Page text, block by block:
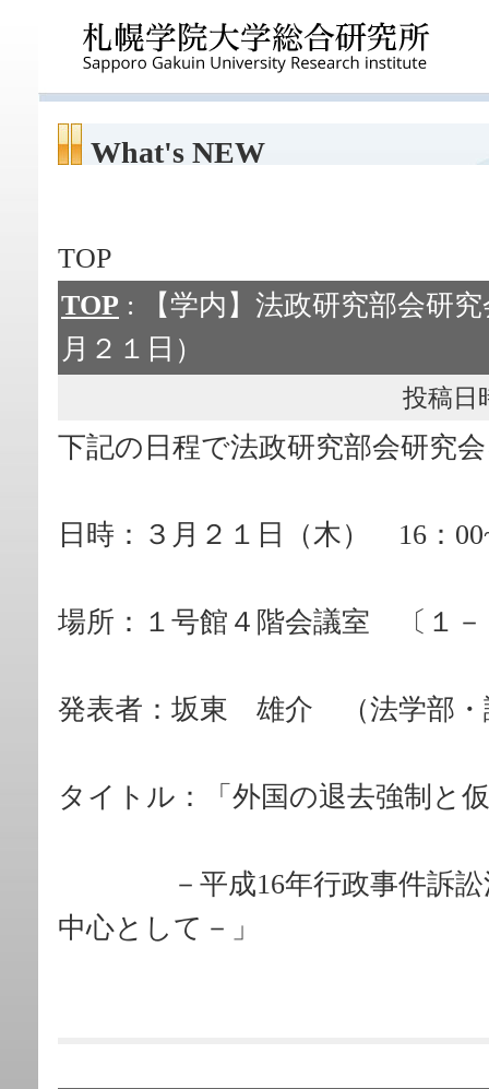
What's NEW
TOP
TOP : 【学内】法政研究部会研
月２１日）
投稿日
下記の日程で法政研究部会研究
日時：３月２１日（木） 16：
場所：１号館４階会議室 〔１－
発表者：坂東 雄介 （法学部・
タイトル：「外国の退去強制と
－平成16年行政事件訴訟法
中心として－」